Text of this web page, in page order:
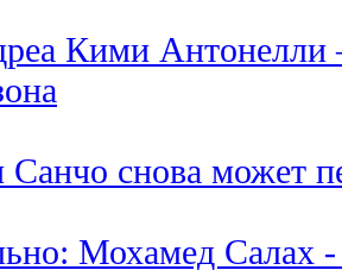
Кими Антонелли
снова может
Мохамед Салах -